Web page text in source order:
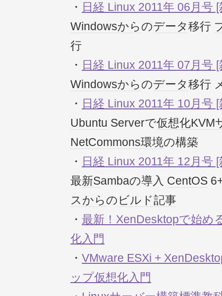
・ 日経 Linux 2011年 06月号
Windowsからのデータ移行
行
・ 日経 Linux 2011年 07月号
Windowsからのデータ移行
・ 日経 Linux 2011年 10月号
Ubuntu Serverで仮想化KVM
NetCommons環境の構築
・ 日経 Linux 2011年 12月号
最新Sambaの導入 CentOS
スからの ビルド記事
・ 最新！XenDesktopで始め
化入門
・ VMware ESXi +
ップ仮想化入門